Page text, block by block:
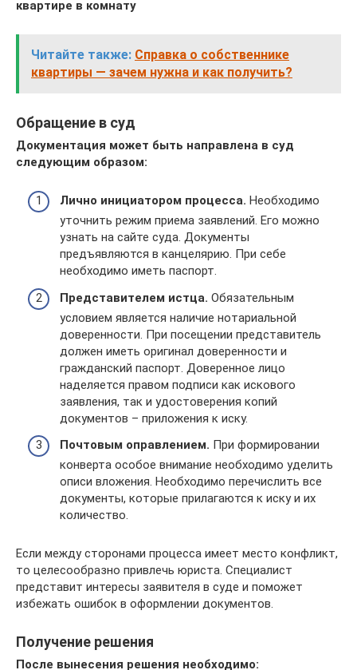
квартире в комнату
Читайте также: Справка о собственнике
квартиры — зачем нужна и как получить?
Обращение в суд
Документация может быть направлена в суд
следующим образом:
Лично инициатором процесса. Необходимо
уточнить режим приема заявлений. Его можно
узнать на сайте суда. Документы
предъявляются в канцелярию. При себе
необходимо иметь паспорт.
Представителем истца. Обязательным
условием является наличие нотариальной
доверенности. При посещении представитель
должен иметь оригинал доверенности и
гражданский паспорт. Доверенное лицо
наделяется правом подписи как искового
заявления, так и удостоверения копий
документов – приложения к иску.
Почтовым оправлением. При формировании
конверта особое внимание необходимо уделить
описи вложения. Необходимо перечислить все
документы, которые прилагаются к иску и их
количество.
Если между сторонами процесса имеет место конфликт,
то целесообразно привлечь юриста. Специалист
представит интересы заявителя в суде и поможет
избежать ошибок в оформлении документов.
Получение решения
После вынесения решения необходимо: